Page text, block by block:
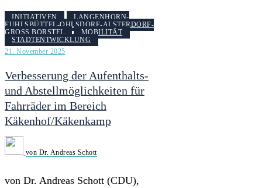
INITIATIVEN
LANGENHORN-
FUHLSBÜTTEL-OHLSDORF-ALSTERDORF-
GROSS BORSTEL
MOBILITÄT
STADTENTWICKLUNG
21. November 2025
Verbesserung der Aufenthalts-
und Abstellmöglichkeiten für
Fahrräder im Bereich
Käkenhof/Käkenkamp
von Dr. Andreas Schott
von Dr. Andreas Schott (CDU),